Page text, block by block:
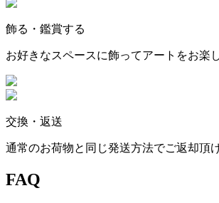
飾る・鑑賞する
お好きなスペースに飾ってアートをお楽
交換・返送
通常のお荷物と同じ発送方法でご返却頂
FAQ